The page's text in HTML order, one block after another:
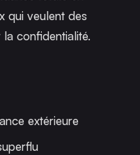
qui veulent des
confidentialité.
extérieure